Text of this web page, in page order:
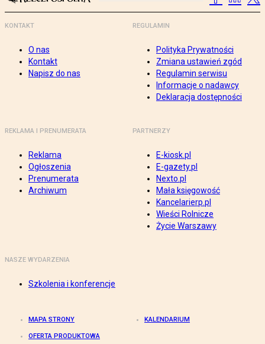
KONTAKT
O nas
Kontakt
Napisz do nas
REGULAMIN
Polityka Prywatności
Zmiana ustawień zgód
Regulamin serwisu
Informacje o nadawcy
Deklaracja dostępności
REKLAMA I PRENUMERATA
Reklama
Ogłoszenia
Prenumerata
Archiwum
PARTNERZY
E-kiosk.pl
E-gazety.pl
Nexto.pl
Mała księgowość
Kancelarierp.pl
Wieści Rolnicze
Życie Warszawy
NASZE WYDARZENIA
Szkolenia i konferencje
MAPA STRONY KALENDARIUM
OFERTA PRODUKTOWA